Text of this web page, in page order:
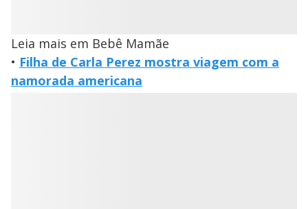
Leia mais em Bebê Mamãe
• Filha de Carla Perez mostra viagem com a
namorada americana